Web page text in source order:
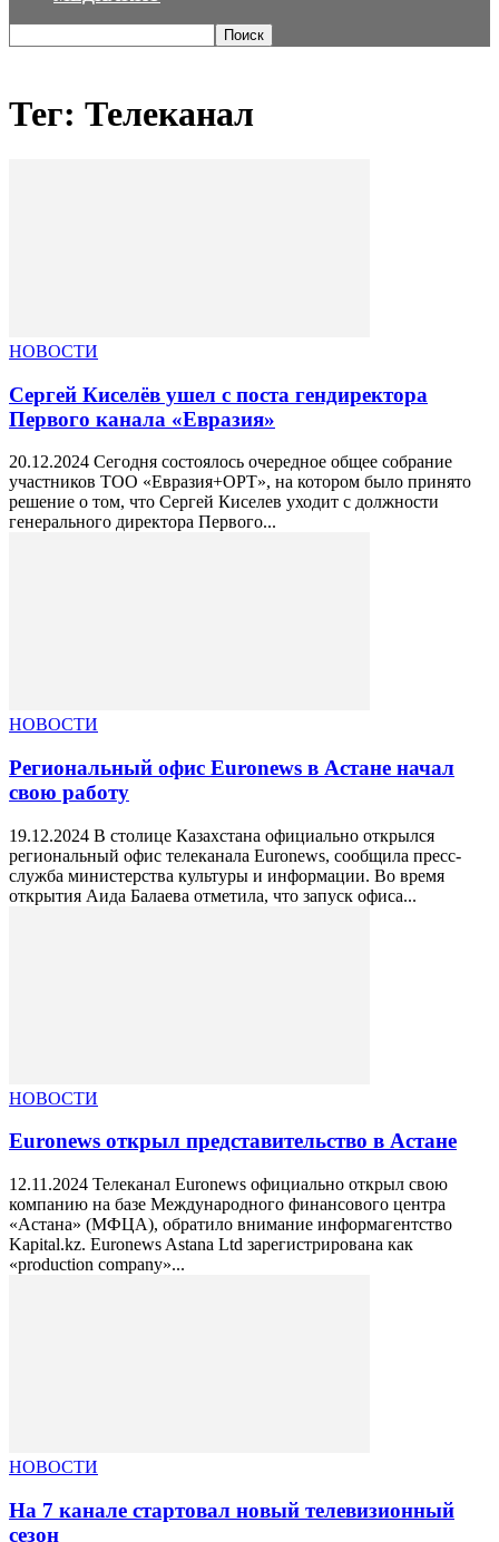
Тег: Телеканал
НОВОСТИ
Сергей Киселёв ушел с поста гендиректора
Первого канала «Евразия»
20.12.2024 Сегодня состоялось очередное общее собрание
участников ТОО «Евразия+ОРТ», на котором было принято
решение о том, что Сергей Киселев уходит с должности
генерального директора Первого...
НОВОСТИ
Региональный офис Euronews в Астане начал
свою работу
19.12.2024 В столице Казахстана официально открылся
региональный офис телеканала Euronews, сообщила пресс-
служба министерства культуры и информации. Во время
открытия Аида Балаева отметила, что запуск офиса...
НОВОСТИ
Euronews открыл представительство в Астане
12.11.2024 Телеканал Euronews официально открыл свою
компанию на базе Международного финансового центра
«Астана» (МФЦА), обратило внимание информагентство
Kapital.kz. Euronews Astana Ltd зарегистрирована как
«production company»...
НОВОСТИ
На 7 канале стартовал новый телевизионный
сезон